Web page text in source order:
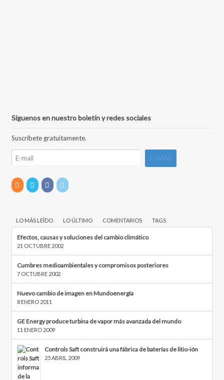
Síguenos en nuestro boletín y redes sociales
Suscríbete gratuitamente.
LO MÁS LEÍDO LO ÚLTIMO COMENTARIOS TAGS
Efectos, causas y soluciones del cambio climático
21 OCTUBRE 2002
Cumbres medioambientales y compromisos posteriores
7 OCTUBRE 2002
Nuevo cambio de imagen en Mundoenergía
8 ENERO 2011
GE Energy produce turbina de vapor más avanzada del mundo
11 ENERO 2009
Controls Saft construirá una fábrica de baterías de litio-ión
25 ABRIL 2009